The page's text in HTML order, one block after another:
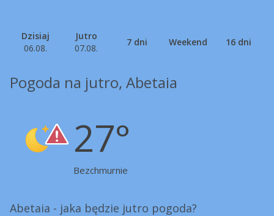
Dzisiaj
06.08.
Jutro
07.08.
7 dni Weekend 16 dni
Pogoda na jutro, Abetaia
27°
Bezchmurnie
Abetaia - jaka będzie jutro pogoda?